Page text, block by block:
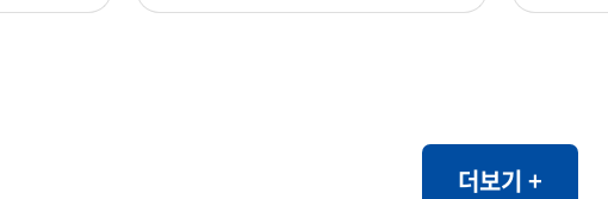
더보기 +